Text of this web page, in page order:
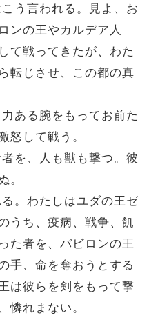
う言われる。見よ、お
ンの王やカルデア人
て戦ってきたが、わた
転じさせ、この都の真
ある腕をもってお前た
怒して戦う。
を、人も獣も撃つ。彼
。
。わたしはユダの王ゼ
うち、疫病、戦争、飢
た者を、バビロンの王
手、命を奪おうとする
は彼らを剣をもって撃
憐れまない。